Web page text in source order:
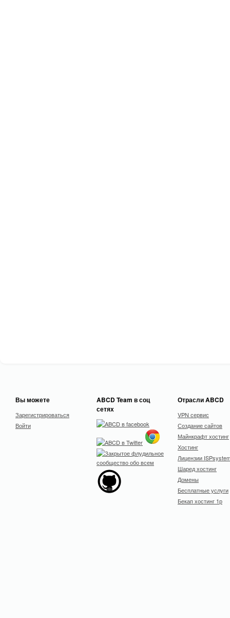
Вы можете
Зарегистрироваться
Войти
ABCD Team в соц
сетях
Отрасли ABCD
VPN сервис
Создание сайтов
Майнкрафт хостинг
Хостинг
Лицензии
Шаред хостинг
Домены
Бесплатные услуги
Бекап хостинг 1р